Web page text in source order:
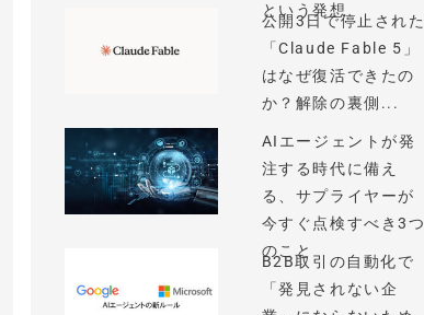
という発想
公開3日で停止された
「Claude Fable 5」
はなぜ復活できたの
か？解除の裏側...
AIエージェントが発
注する時代に備え
る、サプライヤーが
今すぐ点検すべき3つ
のこと
B2B取引の自動化で
「発見されない企